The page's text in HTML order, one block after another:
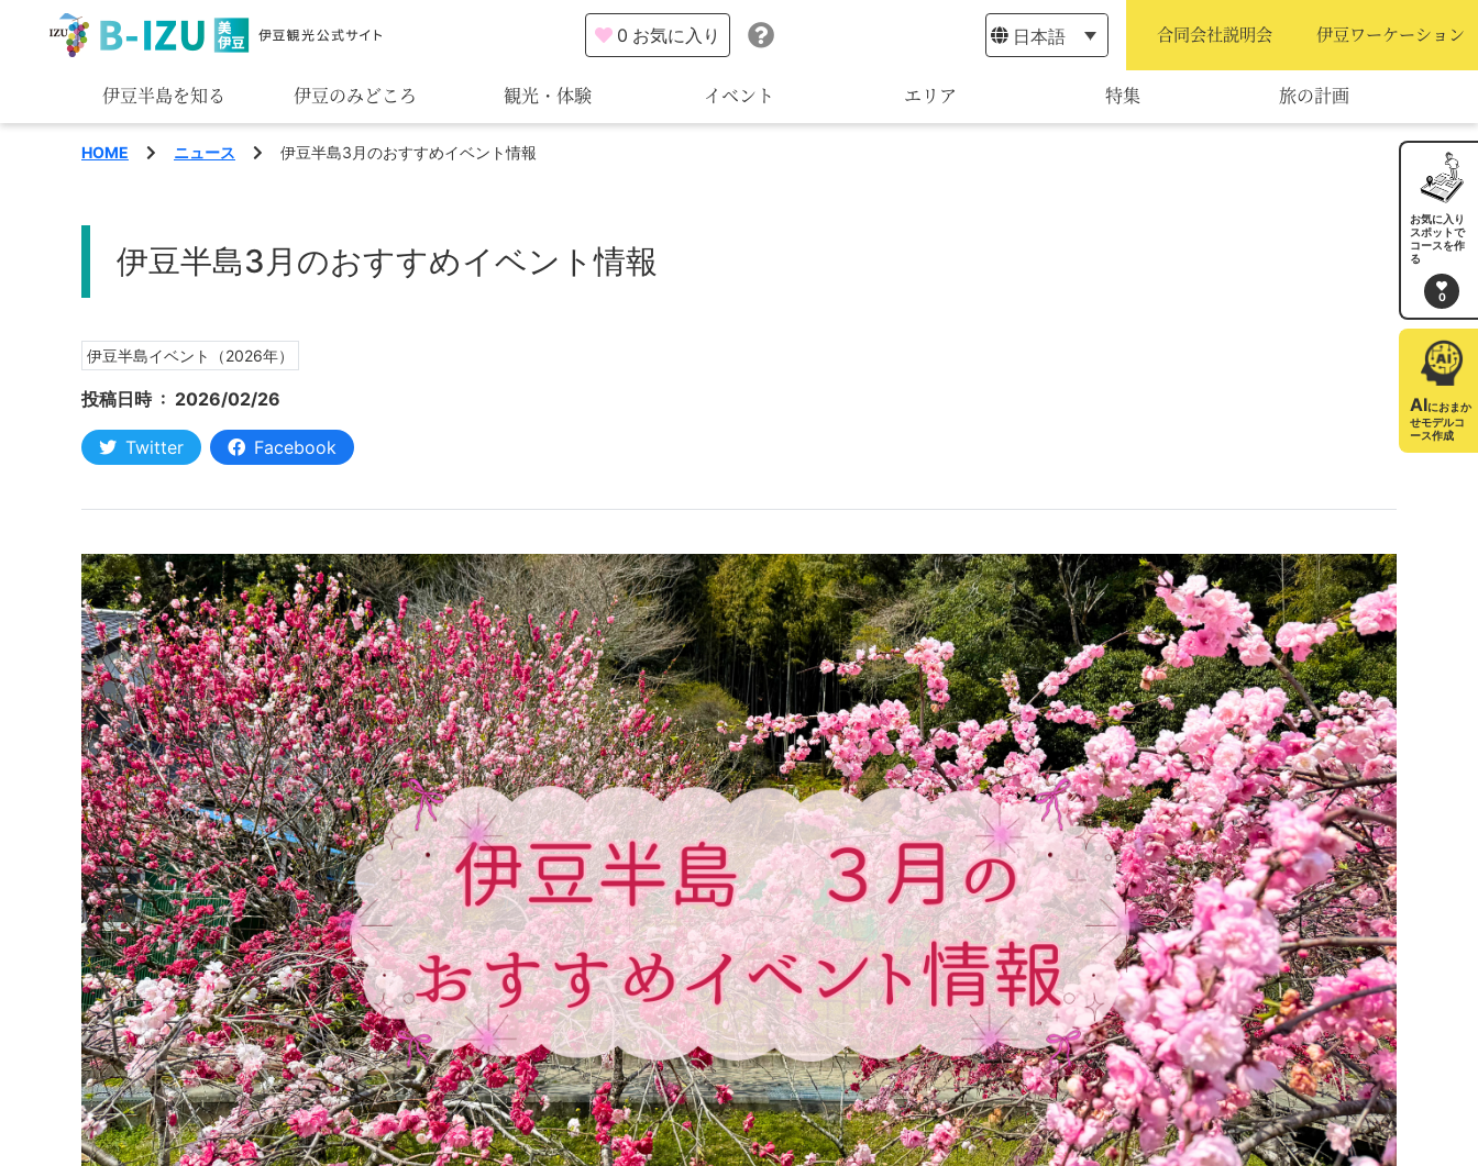
伊豆半島を知る 伊豆のみどころ
みる
あじわう
観光・体験 イベント エリア 特集 旅の計画
AIルートプランナー
日本語 合同会社説明会 伊豆ワーケーション
0 お気に入り
HOME ニュース 伊豆半島3月のおすすめイベント情報
伊豆半島3月のおすすめイベント情報
伊豆半島イベント（2026年）
投稿日時 : 2026/02/26
Twitter Facebook
お気に入り
スポットで
コースを作
る
0
AIにおまか
せモデルコ
ース作成